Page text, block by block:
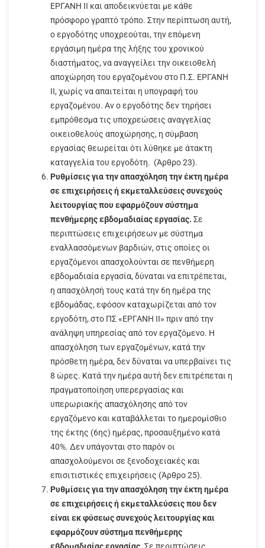
ΕΡΓΑΝΗ ΙΙ και αποδεικνύεται με κάθε
πρόσφορο γραπτό τρόπο. Στην περίπτωση αυτή,
ο εργοδότης υποχρεούται, την επόμενη
εργάσιμη ημέρα της λήξης του χρονικού
διαστήματος, να αναγγείλει την οικειοθελή
αποχώρηση του εργαζομένου στο Π.Σ. ΕΡΓΑΝΗ
ΙΙ, χωρίς να απαιτείται η υπογραφή του
εργαζομένου. Αν ο εργοδότης δεν τηρήσει
εμπρόθεσμα τις υποχρεώσεις αναγγελίας
οικειοθελούς αποχώρησης, η σύμβαση
εργασίας θεωρείται ότι λύθηκε με άτακτη
καταγγελία του εργοδότη. (Άρθρο 23).
Ρυθμίσεις για την απασχόληση την έκτη ημέρα
σε επιχειρήσεις ή εκμεταλλεύσεις συνεχούς
λειτουργίας που εφαρμόζουν σύστημα
πενθήμερης εβδομαδιαίας εργασίας. Σε
περιπτώσεις επιχειρήσεων με σύστημα
εναλλασσόμενων βαρδιών, στις οποίες οι
εργαζόμενοι απασχολούνται σε πενθήμερη
εβδομαδιαία εργασία, δύναται να επιτρέπεται,
η απασχόλησή τους κατά την 6η ημέρα της
εβδομάδας, εφόσον καταχωρίζεται από τον
εργοδότη, στο ΠΣ «ΕΡΓΑΝΗ ΙΙ» πριν από την
ανάληψη υπηρεσίας από τον εργαζόμενο. Η
απασχόληση των εργαζομένων, κατά την
πρόσθετη ημέρα, δεν δύναται να υπερβαίνει τις
8 ώρες. Κατά την ημέρα αυτή δεν επιτρέπεται η
πραγματοποίηση υπερεργασίας και
υπερωριακής απασχόλησης από τον
εργαζόμενο και καταβάλλεται το ημερομίσθιο
της έκτης (6ης) ημέρας, προσαυξημένο κατά
40%. Δεν υπάγονται στο παρόν οι
απασχολούμενοι σε ξενοδοχειακές και
επισιτιστικές επιχειρήσεις (Άρθρο 25).
Ρυθμίσεις για την απασχόληση την έκτη ημέρα
σε επιχειρήσεις ή εκμεταλλεύσεις που δεν
είναι εκ φύσεως συνεχούς λειτουργίας και
εφαρμόζουν σύστημα πενθήμερης
εβδομαδιαίας εργασίας. Σε περιπτώσεις